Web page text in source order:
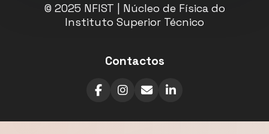
© 2025 NFIST | Núcleo de Física do
Instituto Superior Técnico
Contactos